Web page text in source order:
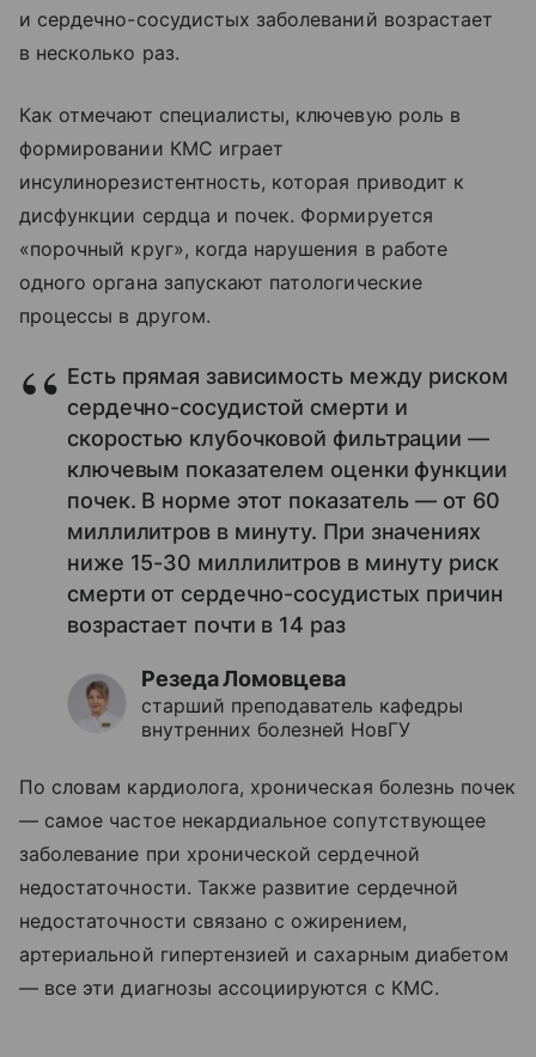
и сердечно-сосудистых заболеваний возрастает
в несколько раз.
Как отмечают специалисты, ключевую роль в
формировании КМС играет
инсулинорезистентность, которая приводит к
дисфункции сердца и почек. Формируется
«порочный круг», когда нарушения в работе
одного органа запускают патологические
процессы в другом.
Есть прямая зависимость между риском
сердечно-сосудистой смерти и
скоростью клубочковой фильтрации —
ключевым показателем оценки функции
почек. В норме этот показатель — от 60
миллилитров в минуту. При значениях
ниже 15-30 миллилитров в минуту риск
смерти от сердечно-сосудистых причин
возрастает почти в 14 раз
Резеда Ломовцева
старший преподаватель кафедры
внутренних болезней НовГУ
По словам кардиолога, хроническая болезнь почек
— самое частое некардиальное сопутствующее
заболевание при хронической сердечной
недостаточности. Также развитие сердечной
недостаточности связано с ожирением,
артериальной гипертензией и сахарным диабетом
— все эти диагнозы ассоциируются с КМС.